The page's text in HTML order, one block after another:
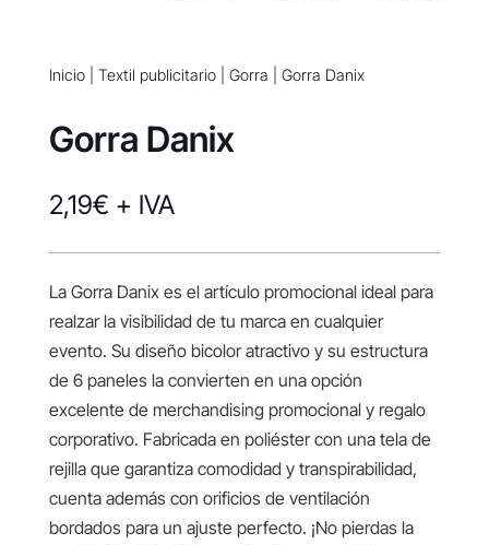
Inicio| Textil publicitario| Gorra | Gorra Danix
Gorra Danix
2,19€ + IVA
La Gorra Danix es el artículo promocional ideal para
realzar la visibilidad de tu marca en cualquier
evento. Su diseño bicolor atractivo y su estructura
de 6 paneles la convierten en una opción
excelente de merchandising promocional y regalo
corporativo. Fabricada en poliéster con una tela de
rejilla que garantiza comodidad y transpirabilidad,
cuenta además con orificios de ventilación
bordados para un ajuste perfecto. ¡No pierdas la